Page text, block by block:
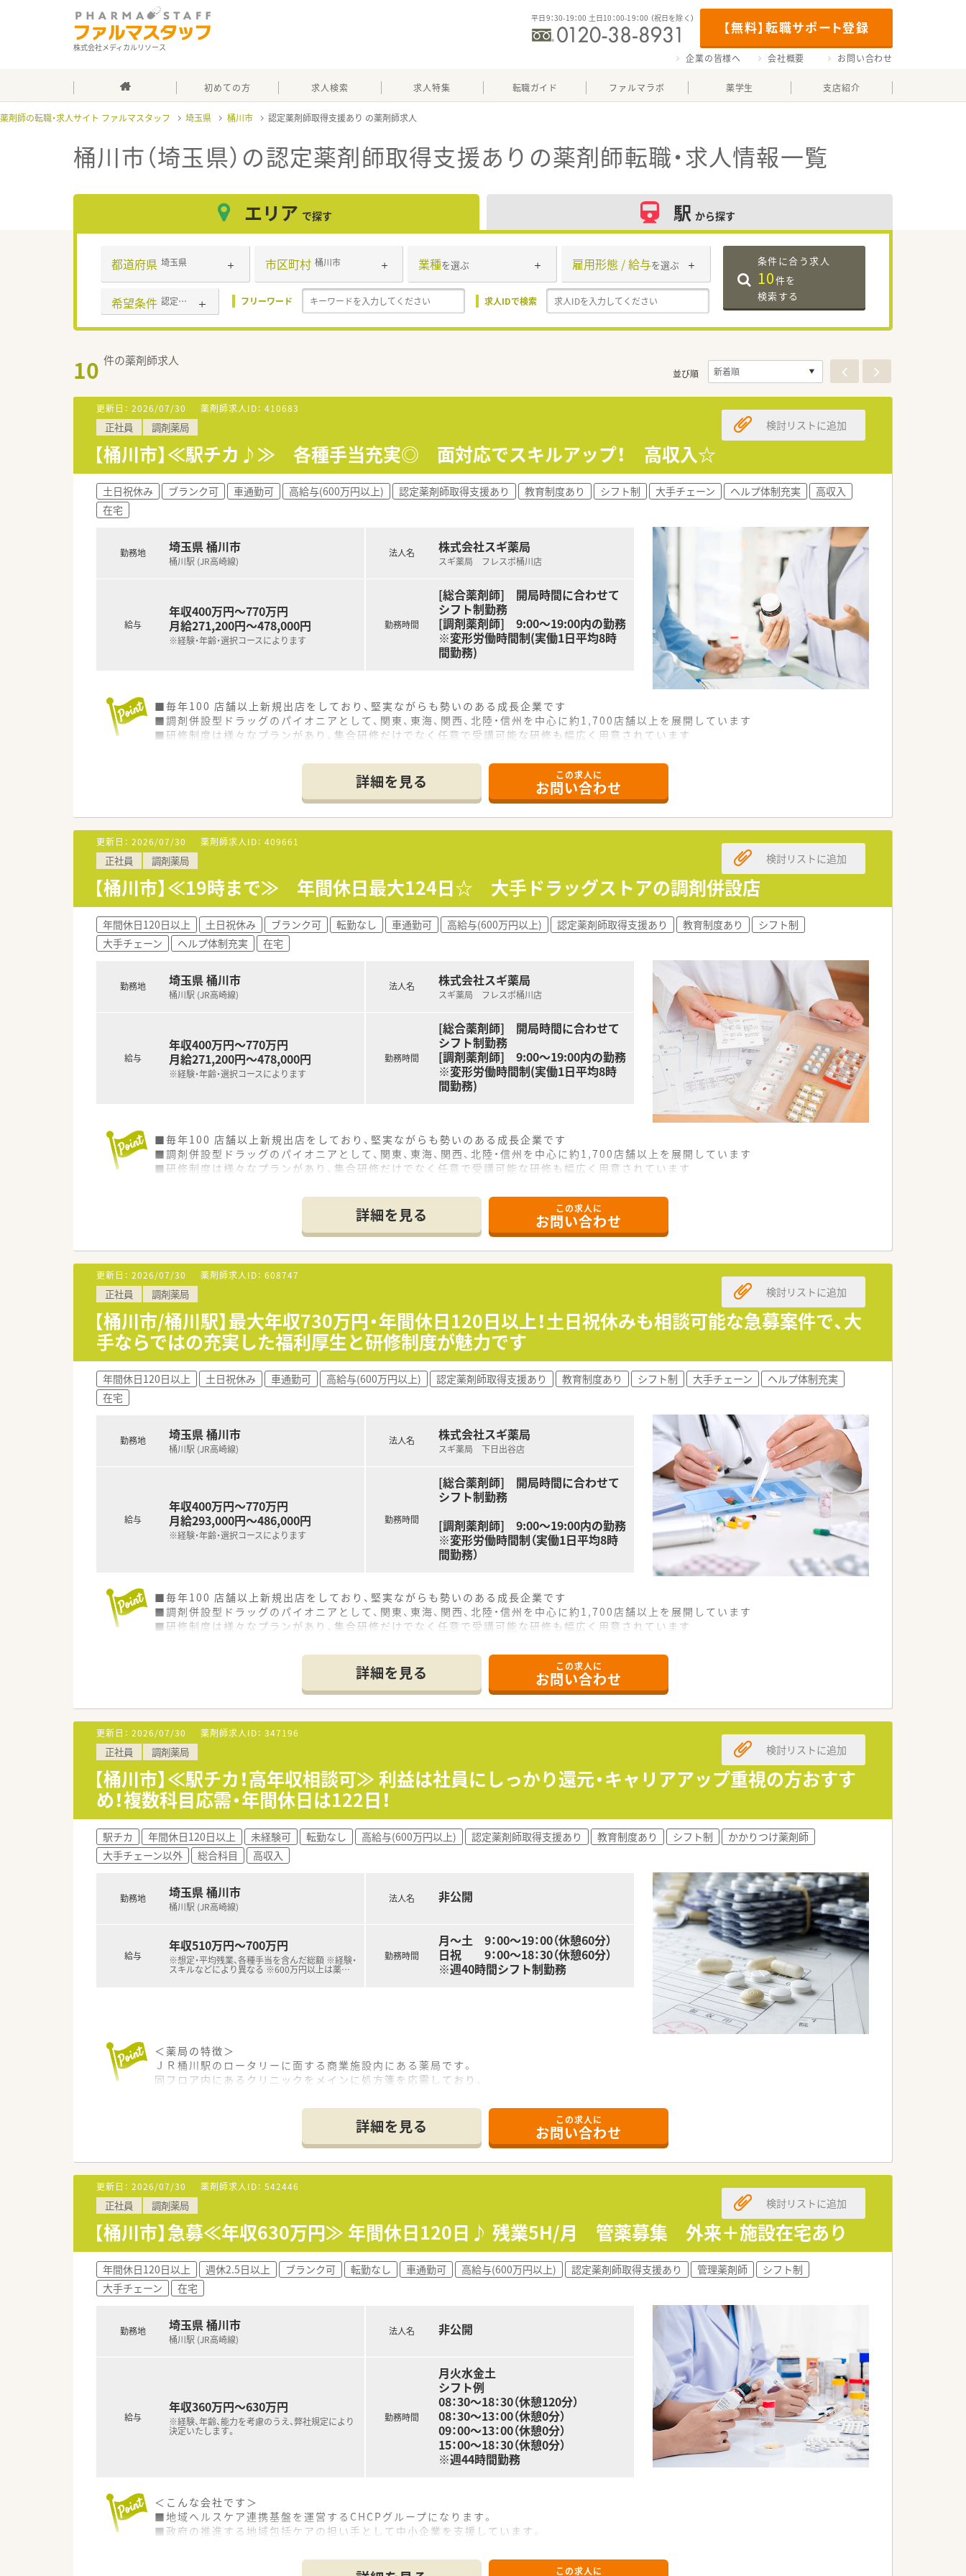
株式会社メディカルリソース
【無料】転職サポート登録
平日9：30-19：00 土日10：00-19：00 （祝日を除く）
企業の皆様へ 会社概要 お問い合わせ
初めての方 求人検索 求人特集 転職ガイド ファルマラボ 薬学生 支店紹介
薬剤師の転職・求人サイト ファルマスタッフ 埼玉県 桶川市 認定薬剤師取得支援あり
桶川市（埼玉県）の認定薬剤師取得支援あり の薬剤師転職・求人情報一覧
エリア で探す 駅 から探す
都道府県 埼玉県 市区町村 桶川市 業種を選ぶ 雇用形態 / 給与を選ぶ
希望条件 認定薬剤師取得支援あり フリーワード 求人IDで検索
条件に合う求人
10件を
検索する
10 件の薬剤師求人
並び順
更新日： 2026/07/30 薬剤師求人ID： 410683
正社員 調剤薬局
【桶川市】≪駅チカ♪≫ 各種手当充実◎ 面対応でスキルアップ！ 高収入☆
検討リストに追加
土日祝休み ブランク可 車通勤可 高給与(600万円以上) 認定薬剤師取得支援あり 教育制度あり シフト制 大手チェーン ヘルプ体制充実
高収入
在宅
勤務地 埼玉県 桶川市
桶川駅 (JR高崎線)
給与
年収400万円～770万円
月給271,200円～478,000円
※経験・年齢・選択コースによります
法人名 株式会社スギ薬局
スギ薬局 フレスポ桶川店
勤務時間
[総合薬剤師] 開局時間に合わせて
シフト制勤務
[調剤薬剤師] 9:00～19:00内の勤務
※変形労働時間制(実働1日平均8時
間勤務)
■毎年100 店舗以上新規出店をしており、堅実ながらも勢いのある成長企業です
■調剤併設型ドラッグのパイオニアとして、関東、東海、関西、北陸・信州を中心に約1,700店舗以上を展開しています
■研修制度は様々なプランがあり、集合研修だけでなく任意で受講可能な研修も幅広く用意されています
■総合薬剤師・調剤薬剤師（土日休み・19時までの勤務）どちらかの働き方を選択できます
■調剤併設型だけでなく「医療モール・クリニック併設店舗」「敷地内薬局」「訪問調剤特化型店舗」など様々な店舗を運営しています
■在宅医療にも積極的取り組んでおり「訪問調剤特化型店舗」を50店舗以上、無菌調剤室は業界最多の51店舗設置しています
■「プラチナくるみん認定企業」「健康経営優良法人2023（大規模法人部門）認定」等を取得し一人ひとりが働きやすい環境が整備されて
います
■充実した研修制度、人事制度、評価制度、キャリア支援制度等があるのも特徴です
詳細を見る この求人に
お問い合わせ
更新日： 2026/07/30 薬剤師求人ID： 409661
正社員 調剤薬局
【桶川市】≪19時まで≫ 年間休日最大124日☆ 大手ドラッグストアの調剤併設店
検討リストに追加
年間休日120日以上 土日祝休み ブランク可 転勤なし 車通勤可 高給与(600万円以上) 認定薬剤師取得支援あり 教育制度あり
シフト制
大手チェーン
ヘルプ体制充実 在宅
勤務地 埼玉県 桶川市
桶川駅 (JR高崎線)
給与
年収400万円～770万円
月給271,200円～478,000円
※経験・年齢・選択コースによります
法人名 株式会社スギ薬局
スギ薬局 フレスポ桶川店
勤務時間
[総合薬剤師] 開局時間に合わせて
シフト制勤務
[調剤薬剤師] 9:00～19:00内の勤務
※変形労働時間制(実働1日平均8時
間勤務)
■毎年100 店舗以上新規出店をしており、堅実ながらも勢いのある成長企業です
■調剤併設型ドラッグのパイオニアとして、関東、東海、関西、北陸・信州を中心に約1,700店舗以上を展開しています
■研修制度は様々なプランがあり、集合研修だけでなく任意で受講可能な研修も幅広く用意されています
■総合薬剤師・調剤薬剤師（土日休み・19時までの勤務）どちらかの働き方を選択できます
■調剤併設型だけでなく「医療モール・クリニック併設店舗」「敷地内薬局」「訪問調剤特化型店舗」など様々な店舗を運営しています
■在宅医療にも積極的取り組んでおり「訪問調剤特化型店舗」を50店舗以上、無菌調剤室は業界最多の51店舗設置しています
■「プラチナくるみん認定企業」「健康経営優良法人2023（大規模法人部門）認定」等を取得し一人ひとりが働きやすい環境が整備されて
います
■充実した研修制度、人事制度、評価制度、キャリア支援制度等があるのも特徴です
詳細を見る この求人に
お問い合わせ
更新日： 2026/07/30 薬剤師求人ID： 608747
正社員 調剤薬局
【桶川市/桶川駅】最大年収730万円・年間休日120日以上！土日祝休みも相談可能な急募案件で、大
手ならではの充実した福利厚生と研修制度が魅力です
検討リストに追加
年間休日120日以上 土日祝休み 車通勤可 高給与(600万円以上) 認定薬剤師取得支援あり 教育制度あり シフト制 大手チェーン
ヘルプ体制充実
在宅
勤務地 埼玉県 桶川市
桶川駅 (JR高崎線)
給与
年収400万円～770万円
月給293,000円～486,000円
※経験・年齢・選択コースによります
法人名 株式会社スギ薬局
スギ薬局 下日出谷店
勤務時間
[総合薬剤師] 開局時間に合わせて
シフト制勤務
[調剤薬剤師] 9:00～19:00内の勤務
※変形労働時間制（実働1日平均8時
間勤務）
■毎年100 店舗以上新規出店をしており、堅実ながらも勢いのある成長企業です
■調剤併設型ドラッグのパイオニアとして、関東、東海、関西、北陸・信州を中心に約1,700店舗以上を展開しています
■研修制度は様々なプランがあり、集合研修だけでなく任意で受講可能な研修も幅広く用意されています
■総合薬剤師・調剤薬剤師（土日休み・19時までの勤務）どちらかの働き方を選択できます
■調剤併設型だけでなく「医療モール・クリニック併設店舗」「敷地内薬局」「訪問調剤特化型店舗」など様々な店舗を運営しています
■在宅医療にも積極的取り組んでおり「訪問調剤特化型店舗」を50店舗以上、無菌調剤室は業界最多の51店舗設置しています
■「プラチナくるみん認定企業」「健康経営優良法人2023（大規模法人部門）認定」等を取得し一人ひとりが働きやすい環境が整備されて
います
■充実した研修制度、人事制度、評価制度、キャリア支援制度等があるのも特徴です
詳細を見る この求人に
お問い合わせ
更新日： 2026/07/30 薬剤師求人ID： 347196
正社員 調剤薬局
【桶川市】≪駅チカ！高年収相談可≫ 利益は社員にしっかり還元・キャリアアップ重視の方おすす
め！複数科目応需・年間休日は122日！
検討リストに追加
駅チカ 年間休日120日以上 未経験可 転勤なし 高給与(600万円以上) 認定薬剤師取得支援あり 教育制度あり シフト制
かかりつけ薬剤師
大手チェーン以外
総合科目 高収入
勤務地 埼玉県 桶川市
桶川駅 (JR高崎線)
給与
年収510万円～700万円
※想定・平均残業、各種手当を含んだ総額 ※経験・
スキルなどにより異なる ※600万円以上は薬…
法人名 非公開
勤務時間
月～土 9：00～19：00（休憩60分）
日祝 9：00～18：30（休憩60分）
※週40時間シフト制勤務
＜薬局の特徴＞
ＪＲ桶川駅のロータリーに面する商業施設内にある薬局です。
同フロア内にあるクリニックをメインに処方箋を応需しており、
1日平均100～120枚程度を応需しています。
日祝も開局している為、皆さんで交代してお休みをとられています。
＜こんな会社です＞
一都三県を中心に、全国で約90店舗展開している会社です。
店舗形態はさまざま！
大学病院や総合病院前、医療ビル、医療モール、診療所前など、
幅広い展開をしており色々な形態の店舗を体験できます。
中でも医療モールや大型店が多く、様々な処方に触れることができます。
調剤薬局の運営のほか、医療モール開発・医師開業支援・
ヘルシー＆ビューティ事業等、多様な事業を展開しています。
ヘルシー＆ビューティ事業では化粧品・健康食品・サプリメントを自社開発をしており、
在宅も積極的に実施しており、2010年より無菌調剤室を設置。
居宅療養管理指導は約300件です。
過去10年の平均売上高成長率115％！
4％を超えると良いとされている営業利益率が約10％！
無借金経営で安定しており、
＜充実の福利厚生＞
単身のお住まいの方には借上社宅・住宅手当がございます。
全国転勤可能な方は会社負担で5万円の補助があり、
エリア限定で働きたい方も33歳11ヶ月まで家賃3万円の手当がございます♪
詳細を見る この求人に
お問い合わせ
更新日： 2026/07/30 薬剤師求人ID： 542446
正社員 調剤薬局
【桶川市】急募≪年収630万円≫ 年間休日120日♪ 残業5H/月 管薬募集 外来＋施設在宅あり
検討リストに追加
年間休日120日以上 週休2.5日以上 ブランク可 転勤なし 車通勤可 高給与(600万円以上) 認定薬剤師取得支援あり 管理薬剤師
シフト制
大手チェーン
在宅
勤務地 埼玉県 桶川市
桶川駅 (JR高崎線)
給与
年収360万円～630万円
※経験、年齢、能力を考慮のうえ、弊社規定により
決定いたします。
法人名 非公開
勤務時間
月火水金土
シフト例
08：30～18：30（休憩120分）
08：30～13：00（休憩0分）
09：00～13：00（休憩0分）
15：00～18：30（休憩0分）
※週44時間勤務
＜こんな会社です＞
■地域ヘルスケア連携基盤を運営するCHCPグループになります。
■政府の推進する地域包括ケアの担い手として中小企業を支援しています。
■立ち上げまだ数年ですが、店舗数は既に150店舗になり今後も事業を拡大していきます。
この求人に